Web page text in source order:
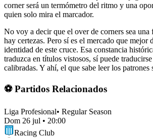
corner será un termómetro del ritmo y una
quien solo mira el marcador.
No voy a decir que el over de corners sea una
hay certezas. Pero sí es el mercado que mejor
identidad de este cruce. Esa constancia
traduzca en títulos vistosos, sí puede
calibradas. Y ahí, el que sabe leer los patrones
⚽ Partidos Relacionados
Liga Profesional• Regular Season
Dom 26 jul • 20:00
Racing Club